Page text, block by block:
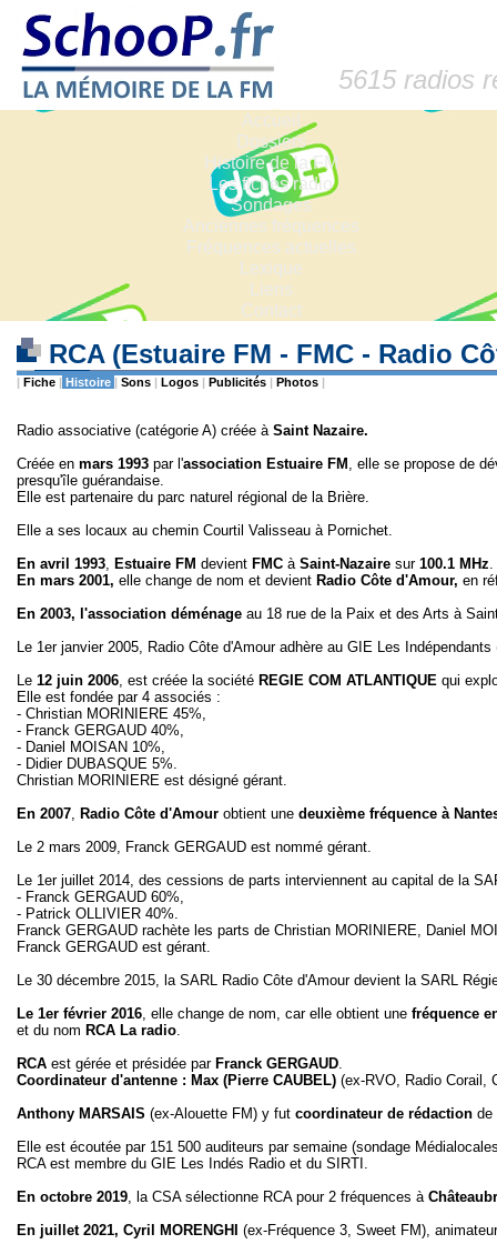
5615 radios
Accueil
Dossiers
Histoire de la FM
Les fiches radio
Sondages
Anciennes fréquences
Fréquences actuelles
Lexique
Liens
Contact
RCA (Estuaire FM - FMC - Radio
| Fiche | Histoire | Sons | Logos | Publicités | Photos |
Radio associative (catégorie A) créée à Saint Nazaire.
Créée en mars 1993 par l'association Estuaire FM , elle se propose de
presqu'île guérandaise.
Elle est partenaire du parc naturel régional de la Brière.
Elle a ses locaux au chemin Courtil Valisseau à Pornichet.
En avril 1993, Estuaire FM devient FMC àSaint-Nazaire sur 100.1 MHz.
En mars 2001, elle change de nom et devient Radio Côte d'Amour, en
En 2003, l'association déménage au 18 rue de la Paix et des Arts à
Le 1er janvier 2005, Radio Côte d'Amour adhère au GIE Les
Le 12 juin 2006, est créée la société REGIE COM ATLANTIQUE qui
Elle est fondée par 4 associés :
- Christian MORINIERE 45%,
- Franck GERGAUD 40%,
- Daniel MOISAN 10%,
- Didier DUBASQUE 5%.
Christian MORINIERE est désigné gérant.
En 2007, Radio Côte d'Amour obtient une deuxième fréquence à
Le 2 mars 2009, Franck GERGAUD est nommé gérant.
Le 1er juillet 2014, des cessions de parts interviennent au capital de la
- Franck GERGAUD 60%,
- Patrick OLLIVIER 40%.
Franck GERGAUD rachète les parts de Christian MORINIERE, Daniel
Franck GERGAUD est gérant.
Le 30 décembre 2015, la SARL Radio Côte d'Amour devient la SARL
Le 1er février 2016, elle change de nom, car elle obtient une fréquence
et du nom RCA La radio.
RCA est gérée et présidée par Franck GERGAUD.
Coordinateur d'antenne : Max (Pierre CAUBEL) (ex-RVO, Radio Corail,
Anthony MARSAIS (ex-Alouette FM) y fut coordinateur de rédaction de
Elle est écoutée par 151 500 auditeurs par semaine (sondage
RCA est membre du GIE Les Indés Radio et du SIRTI.
En octobre 2019, la CSA sélectionne RCA pour 2 fréquences à
En juillet 2021, Cyril MORENGHI
(ex-Fréquence 3, Sweet FM),